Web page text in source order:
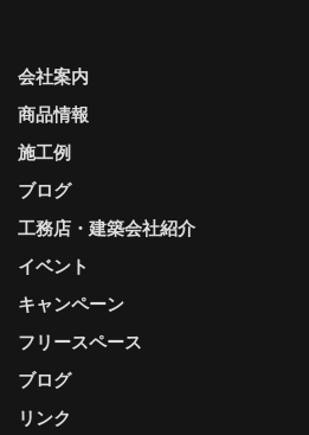
会社案内
商品情報
施工例
ブログ
工務店・建築会社紹介
イベント
キャンペーン
フリースペース
ブログ
リンク